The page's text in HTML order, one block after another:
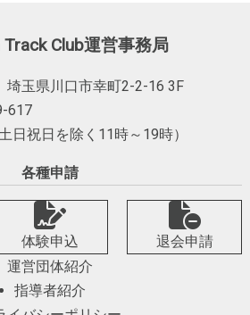
Track Club運営事務局
玉県川口市幸町2-2-16 3F
617
日祝日を除く11時～19時）
各種申請
体験申込
退会申請
運営団体紹介
指導者紹介